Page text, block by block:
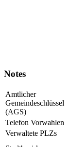
Notes
Amtlicher
Gemeindeschlüssel
(AGS)
Telefon Vorwahlen
Verwaltete PLZs